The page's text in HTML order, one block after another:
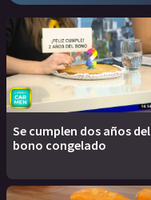
Se cumplen dos años del
bono congelado